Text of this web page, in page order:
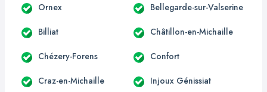
Ornex Bellegarde-sur-Valserine
Billiat Châtillon-en-Michaille
Chézery-Forens Confort
Craz-en-Michaille Injoux Génissiat